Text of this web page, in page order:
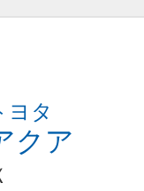
ヨタ
クア